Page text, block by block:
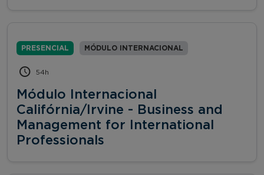
PRESENCIAL MÓDULO INTERNACIONAL
54h
Módulo Internacional
Califórnia/Irvine - Business and
Management for International
Professionals